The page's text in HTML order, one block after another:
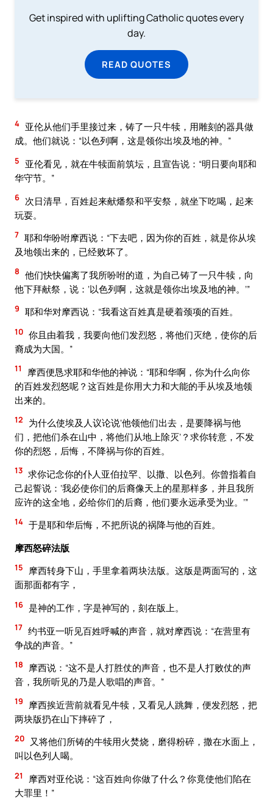
Get inspired with uplifting Catholic quotes every
day.
READ QUOTES
4 亚伦从他们手里接过来，铸了一只牛犊，用雕刻的器具做
成。他们就说：“以色列啊，这是领你出埃及地的神。”
5
亚伦看见，就在牛犊面前筑坛，且宣告说：“明日要向耶和
华守节。”
6 次日清早，百姓起来献燔祭和平安祭，就坐下吃喝，起来
玩耍。
7 耶和华吩咐摩西说：“下去吧，因为你的百姓，就是你从埃
及地领出来的，已经败坏了。
8 他们快快偏离了我所吩咐的道，为自己铸了一只牛犊，向
他下拜献祭，说：‘以色列啊，这就是领你出埃及地的神。’”
9 耶和华对摩西说：“我看这百姓真是硬着颈项的百姓。
10 你且由着我，我要向他们发烈怒，将他们灭绝，使你的后
裔成为大国。”
11
摩西便恳求耶和华他的神说：“耶和华啊，你为什么向你
的百姓发烈怒呢？这百姓是你用大力和大能的手从埃及地领
出来的。
12
为什么使埃及人议论说‘他领他们出去，是要降祸与他
们，把他们杀在山中，将他们从地上除灭’？求你转意，不发
你的烈怒，后悔，不降祸与你的百姓。
13 求你记念你的仆人亚伯拉罕、以撒、以色列。你曾指着自
己起誓说：‘我必使你们的后裔像天上的星那样多，并且我所
应许的这全地，必给你们的后裔，他们要永远承受为业。’”
14 于是耶和华后悔，不把所说的祸降与他的百姓。
摩西怒碎法版
15
摩西转身下山，手里拿着两块法版。这版是两面写的，这
面那面都有字，
16 是神的工作，字是神写的，刻在版上。
17 约书亚一听见百姓呼喊的声音，就对摩西说：“在营里有
争战的声音。”
18
摩西说：“这不是人打胜仗的声音，也不是人打败仗的声
音，我所听见的乃是人歌唱的声音。”
19
摩西挨近营前就看见牛犊，又看见人跳舞，便发烈怒，把
两块版扔在山下摔碎了，
20
又将他们所铸的牛犊用火焚烧，磨得粉碎，撒在水面上，
叫以色列人喝。
21
摩西对亚伦说：“这百姓向你做了什么？你竟使他们陷在
大罪里！”